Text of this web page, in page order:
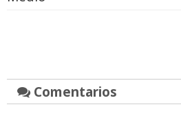
Comentarios